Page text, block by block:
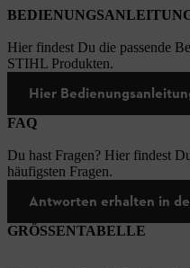
Hier findest Du die passende
STIHL Produkten.
Hier
FAQ
Du hast Fragen? Hier findest
häufigsten Fragen.
Antworten erhalten in
GRÖSSENTABELLE